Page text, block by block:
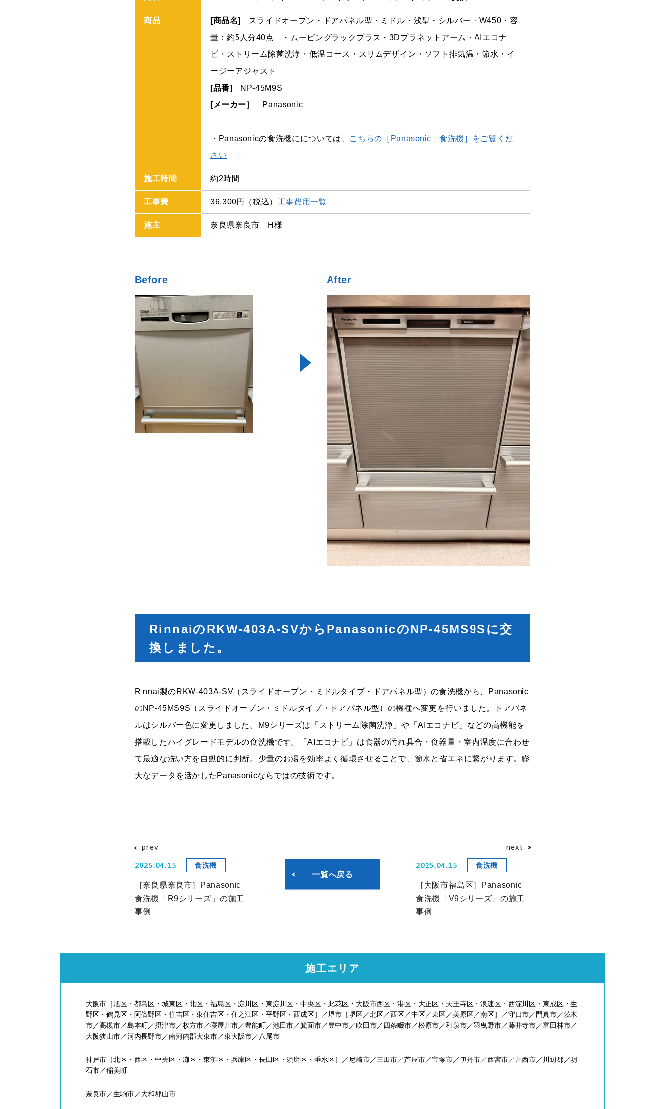
商品 [商品名]
スライドオープン・ドアパネル型・ミドル・浅型・シルバー・W450・容
量：約5人分40点 ・ムービングラックプラス・3Dプラネットアーム・AIエコナ
ビ・ストリーム除菌洗浄・低温コース・スリムデザイン・ソフト排気温・節水・イ
ージーアジャスト
[品番]
NP-45M9S
[メーカー］
Panasonic
・ Panasonicの食洗機にについては、 こちらの［Panasonic－食洗機］をご覧くだ
さい
施工時間 約2時間
工事費 36,300円 （税込） 工事費用一覧
施主 奈良県奈良市 H様
Before After
RinnaiのRKW-403A-SVからPanasonicのNP-45MS9Sに交
換しました。
Rinnai製のRKW-403A-SV（スライドオープン・ミドルタイプ・ドアパネル型）の食洗機から、Panasonic
のNP-45MS9S（スライドオープン・ミドルタイプ・ドアパネル型）の機種へ変更を行いました。ドアパネ
ルはシルバー色に変更しました。M9シリーズは「ストリーム除菌洗浄」や「AIエコナビ」などの高機能を
搭載したハイグレードモデルの食洗機です。「AIエコナビ」は食器の汚れ具合・食器量・室内温度に合わせ
て最適な洗い方を自動的に判断。少量のお湯を効率よく循環させることで、節水と省エネに繋がります。膨
大なデータを活かしたPanasonicならではの技術です。
prev
2025.04.15 食洗機
［奈良県奈良市］Panasonic
食洗機「R9シリーズ」の施工
事例
一覧へ戻る
next
2025.04.15 食洗機
［大阪市福島区］Panasonic
食洗機「V9シリーズ」の施工
事例
施工エリア
大阪市［旭区・都島区・城東区・北区・福島区・淀川区・東淀川区・中央区・此花区・大阪市西区・港区・大正区・天王寺区・浪速区・西淀川区・東成区・生
野区・鶴見区・阿倍野区・住吉区・東住吉区・住之江区・平野区・西成区］／堺市［堺区／北区／西区／中区／東区／美原区／南区］／守口市／門真市／茨木
市／高槻市／島本町／摂津市／枚方市／寝屋川市／豊能町／池田市／箕面市／豊中市／吹田市／四条畷市／松原市／和泉市／羽曳野市／藤井寺市／富田林市／
大阪狭山市／河内長野市／南河内郡大東市／東大阪市／八尾市
神戸市［北区・西区・中央区・灘区・東灘区・兵庫区・長田区・須磨区・垂水区］／尼崎市／三田市／芦屋市／宝塚市／伊丹市／西宮市／川西市／川辺郡／明
石市／稲美町
奈良市／生駒市／大和郡山市